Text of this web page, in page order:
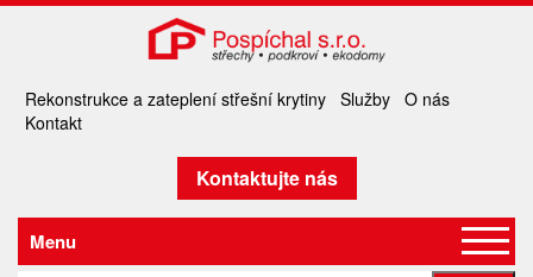
Rekonstrukce a zateplení střešní krytiny Služby O nás
Kontakt
Kontaktujte nás
Menu